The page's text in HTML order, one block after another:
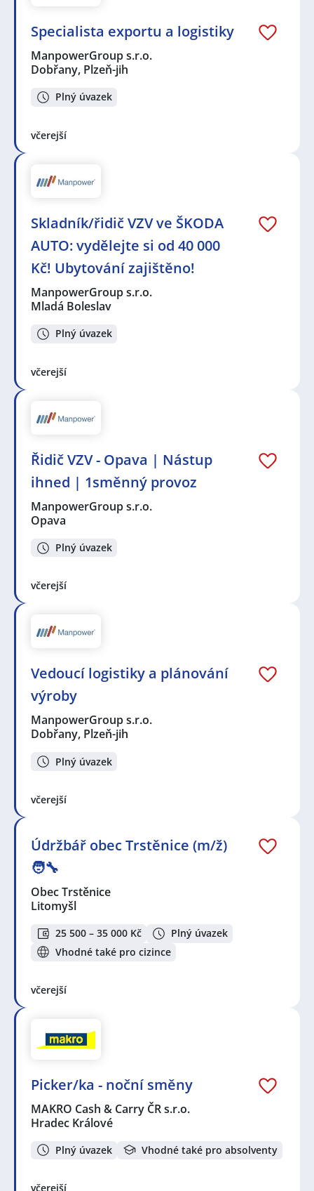
Specialista exportu a logistiky
ManpowerGroup s.r.o.
Dobřany, Plzeň-jih
Plný úvazek
včerejší
Skladník/řidič VZV ve ŠKODA
AUTO: vydělejte si od 40 000
Kč! Ubytování zajištěno!
ManpowerGroup s.r.o.
Mladá Boleslav
Plný úvazek
včerejší
Řidič VZV - Opava | Nástup
ihned | 1směnný provoz
ManpowerGroup s.r.o.
Opava
Plný úvazek
včerejší
Vedoucí logistiky a plánování
výroby
ManpowerGroup s.r.o.
Dobřany, Plzeň-jih
Plný úvazek
včerejší
Údržbář obec Trstěnice (m/ž)
🧑‍🔧
Obec Trstěnice
Litomyšl
25 500 – 35 000 Kč
Plný úvazek
Vhodné také pro cizince
včerejší
Picker/ka - noční směny
MAKRO Cash & Carry ČR s.r.o.
Hradec Králové
Plný úvazek Vhodné také pro absolventy
včerejší